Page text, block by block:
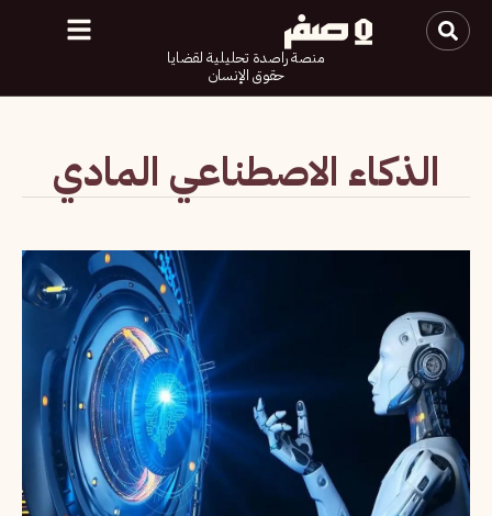
منصة راصدة تحليلية لقضايا
حقوق الإنسان
الذكاء الاصطناعي المادي